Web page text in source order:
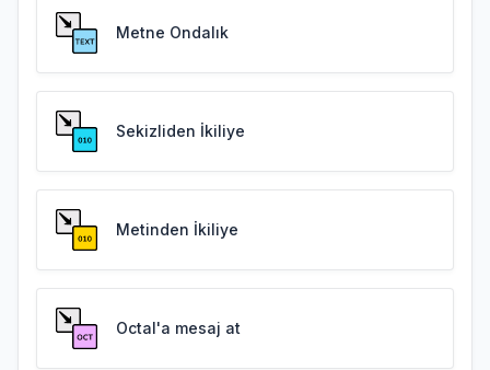
Metne Ondalık
Sekizliden İkiliye
Metinden İkiliye
Octal'a mesaj at